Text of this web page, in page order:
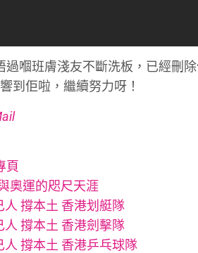
過嗰班膚淺友不斷洗板，已經刪
到佢啦，繼續努力呀！
頁
奧運的咫尺天涯
人 撐本土 香港划艇隊
人 撐本土 香港劍擊隊
人 撐本土 香港乒乓球隊